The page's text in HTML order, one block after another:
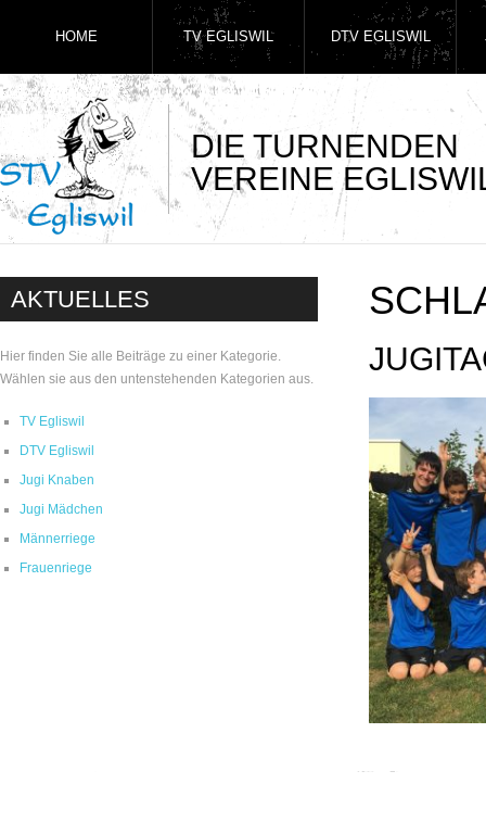
DIE TURNENDEN
VEREINE
HOME TV EGLISWIL DTV EGLISWIL
AKTUELLES
Hier finden Sie alle Beiträge zu einer Kategorie.
Wählen sie aus den untenstehenden Kategorien aus.
TV Egliswil
DTV Egliswil
Jugi Knaben
Jugi Mädchen
Männerriege
Frauenriege